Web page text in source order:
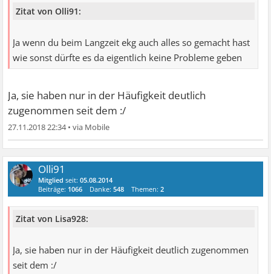
Zitat von Olli91:
Ja wenn du beim Langzeit ekg auch alles so gemacht hast
wie sonst dürfte es da eigentlich keine Probleme geben
Ja, sie haben nur in der Häufigkeit deutlich
zugenommen seit dem :/
27.11.2018 22:34•
Olli91
Mitglied seit:05.08.2014
Beiträge: 1066 Danke:548 Themen:2
Zitat von Lisa928:
Ja, sie haben nur in der Häufigkeit deutlich zugenommen
seit dem :/